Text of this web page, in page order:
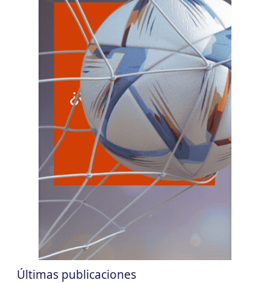
7 NACIONAL
Agentes SIRCAR 2a Quinc
CUIT 0-1-2-3-4-…
7 Autonomos
CUIT 7-8-9-…
7 NACIONAL
Contr. Fiscal Nueva Tecn. MT
CUIT 0-1-2-3-4-5-6-7-8-9-…
VIE
C.A.B.A.
Agentes Recaudac CABA e-Arciba
CUIT 0-1-2-3-4-5-6-7-8-9-…
ENTRE RIOS
7 ENTRE RIOS
Ag. Ret. Imp. Prof. Lib. EERR
CUIT 5-6-7-8-9-…
Últimas publicaciones